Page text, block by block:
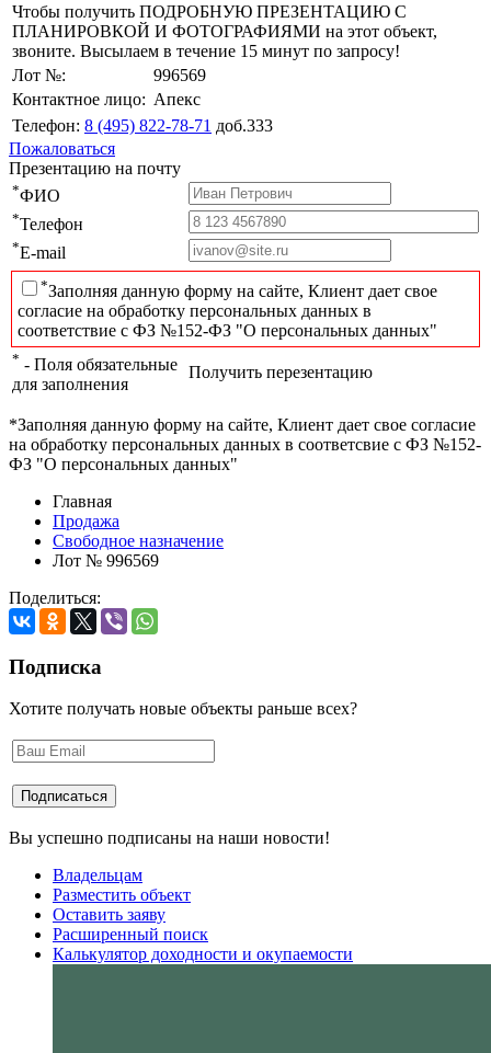
Чтобы получить ПОДРОБНУЮ ПРЕЗЕНТАЦИЮ С
ПЛАНИРОВКОЙ И ФОТОГРАФИЯМИ на этот объект,
звоните. Высылаем в течение 15 минут по запросу!
Лот №:
996569
Контактное лицо: Апекс
Телефон: 8 (495) 822-78-71 доб.333
Пожаловаться
Презентацию на почту
*ФИО
*Телефон
*E-mail
*Заполняя данную форму на сайте, Клиент дает свое
согласие на обработку персональных данных в
соответствие с ФЗ №152-ФЗ "О персональных данных"
* - Поля обязательные
для заполнения
Получить перезентацию
*Заполняя данную форму на сайте, Клиент дает свое согласие
на обработку персональных данных в соответсвие с ФЗ №152-
ФЗ "О персональных данных"
Главная
Продажа
Свободное назначение
Лот № 996569
Поделиться:
Подписка
Хотите получать новые объекты раньше всех?
Вы успешно подписаны на наши новости!
Владельцам
Разместить объект
Оставить заяву
Расширенный поиск
Калькулятор доходности и окупаемости